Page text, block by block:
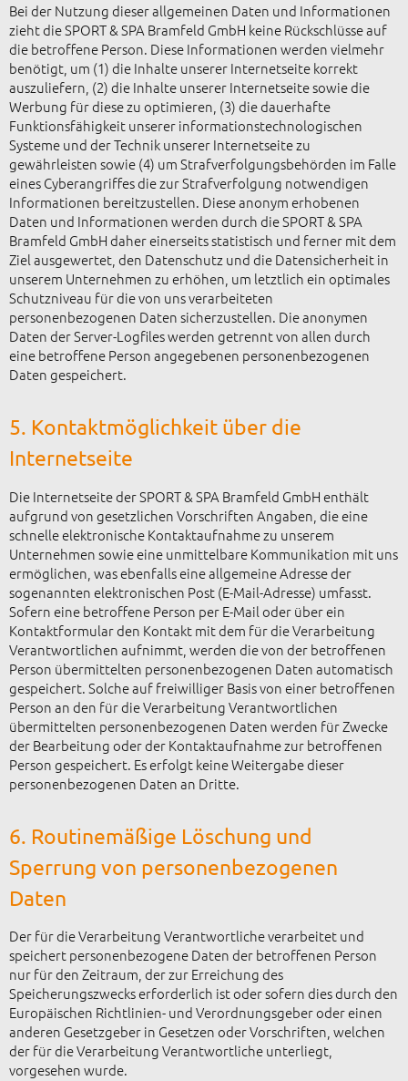
Bei der Nutzung dieser allgemeinen Daten und Informationen
zieht die SPORT & SPA Bramfeld GmbH keine Rückschlüsse auf
die betroffene Person. Diese Informationen werden vielmehr
benötigt, um (1) die Inhalte unserer Internetseite korrekt
auszuliefern, (2) die Inhalte unserer Internetseite sowie die
Werbung für diese zu optimieren, (3) die dauerhafte
Funktionsfähigkeit unserer informationstechnologischen
Systeme und der Technik unserer Internetseite zu
gewährleisten sowie (4) um Strafverfolgungsbehörden im Falle
eines Cyberangriffes die zur Strafverfolgung notwendigen
Informationen bereitzustellen. Diese anonym erhobenen
Daten und Informationen werden durch die SPORT & SPA
Bramfeld GmbH daher einerseits statistisch und ferner mit dem
Ziel ausgewertet, den Datenschutz und die Datensicherheit in
unserem Unternehmen zu erhöhen, um letztlich ein optimales
Schutzniveau für die von uns verarbeiteten
personenbezogenen Daten sicherzustellen. Die anonymen
Daten der Server-Logfiles werden getrennt von allen durch
eine betroffene Person angegebenen personenbezogenen
Daten gespeichert.
5. Kontaktmöglichkeit über die
Internetseite
Die Internetseite der SPORT & SPA Bramfeld GmbH enthält
aufgrund von gesetzlichen Vorschriften Angaben, die eine
schnelle elektronische Kontaktaufnahme zu unserem
Unternehmen sowie eine unmittelbare Kommunikation mit uns
ermöglichen, was ebenfalls eine allgemeine Adresse der
sogenannten elektronischen Post (E-Mail-Adresse) umfasst.
Sofern eine betroffene Person per E-Mail oder über ein
Kontaktformular den Kontakt mit dem für die Verarbeitung
Verantwortlichen aufnimmt, werden die von der betroffenen
Person übermittelten personenbezogenen Daten automatisch
gespeichert. Solche auf freiwilliger Basis von einer betroffenen
Person an den für die Verarbeitung Verantwortlichen
übermittelten personenbezogenen Daten werden für Zwecke
der Bearbeitung oder der Kontaktaufnahme zur betroffenen
Person gespeichert. Es erfolgt keine Weitergabe dieser
personenbezogenen Daten an Dritte.
6. Routinemäßige Löschung und
Sperrung von personenbezogenen
Daten
Der für die Verarbeitung Verantwortliche verarbeitet und
speichert personenbezogene Daten der betroffenen Person
nur für den Zeitraum, der zur Erreichung des
Speicherungszwecks erforderlich ist oder sofern dies durch den
Europäischen Richtlinien- und Verordnungsgeber oder einen
anderen Gesetzgeber in Gesetzen oder Vorschriften, welchen
der für die Verarbeitung Verantwortliche unterliegt,
vorgesehen wurde.